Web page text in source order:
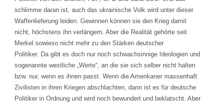
schlimme daran ist, auch das ukrainische Volk wird unter dieser
Waffenlieferung leiden. Gewinnen können sie den Krieg damit
nicht, höchstens ihn verlängern. Aber die Realität gehörte seit
Merkel sowieso nicht mehr zu den Stärken deutscher
Politiker. Da gibt es doch nur noch schwachsinnige Ideologien und
sogenannte westliche „Werte“, an die sie sich selber nicht halten
bzw. nur, wenn es ihnen passt. Wenn die Amerikaner massenhaft
Zivilisten in ihren Kriegen abschlachten, dann ist es für deutsche
Politiker in Ordnung und wird noch bewundert und beklatscht. Aber